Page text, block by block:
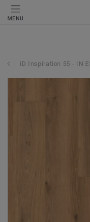
MENU
iD Inspiration 55 - IN